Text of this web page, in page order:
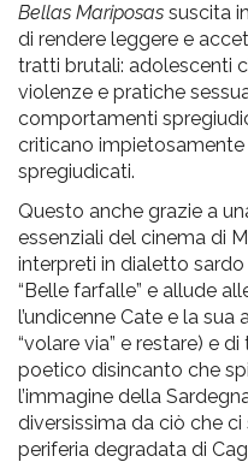
Bellas Mariposas suscita
di rendere leggere e
tratti brutali: adolescenti
violenze e pratiche
comportamenti
criticano
spregiudicati.
Questo anche grazie a
essenziali del cinema di
interpreti in dialetto
“Belle farfalle” e allude
l’undicenne Cate e la
“volare via” e restare) e
poetico disincanto che
l’immagine della
diversissima da ciò che
periferia degradata di